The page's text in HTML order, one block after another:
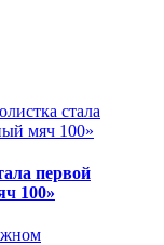
первой
100»